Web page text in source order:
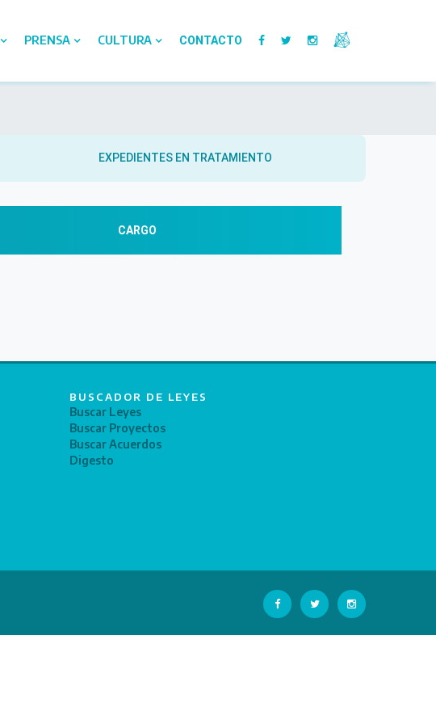
PRENSA CULTURA CONTACTO
EXPEDIENTES EN TRATAMIENTO
CARGO
BUSCADOR DE LEYES
Buscar Leyes
Buscar Proyectos
Buscar Acuerdos
Digesto